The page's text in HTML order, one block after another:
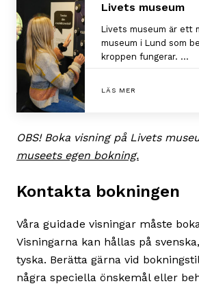
Livets museum
Livets museum är ett
museum i Lund som
kroppen fungerar. ...
LÄS MER
OBS! Boka visning på Livets
museets egen bokning.
Kontakta bokningen
Våra guidade visningar måste
Visningarna kan hållas på
tyska. Berätta gärna vid
några speciella önskemål eller